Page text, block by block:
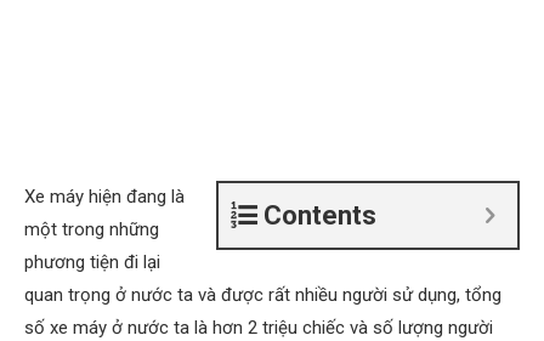
Contents
Xe máy hiện đang là
một trong những
phương tiện đi lại
quan trọng ở nước ta và được rất nhiều người sử dụng, tổng
số xe máy ở nước ta là hơn 2 triệu chiếc và số lượng người